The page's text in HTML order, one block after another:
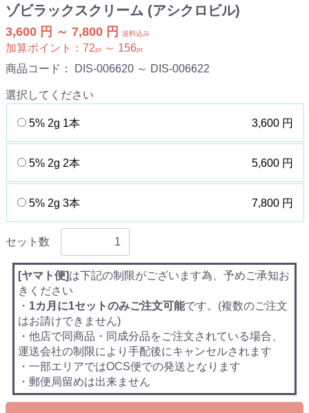
ゾビラックスクリーム (アシクロビル)
3,600 円 ～ 7,800 円 送料込み
加算ポイント： 72pt ～ 156pt
商品コード： DIS-006620 ～ DIS-006622
選択してください
5% 2g 1本 3,600 円
5% 2g 2本 5,600 円
5% 2g 3本 7,800 円
セット数
[ヤマト便]は下記の制限がございます為、予めご承知お
きください
・ 1カ月に1セットのみご注文可能です。(複数のご注文
はお請けできません)
・他店で同商品・同成分品をご注文されている場合、
運送会社の制限により手配後にキャンセルされます
・一部エリアではOCS便での発送となります
・郵便局留めは出来ません